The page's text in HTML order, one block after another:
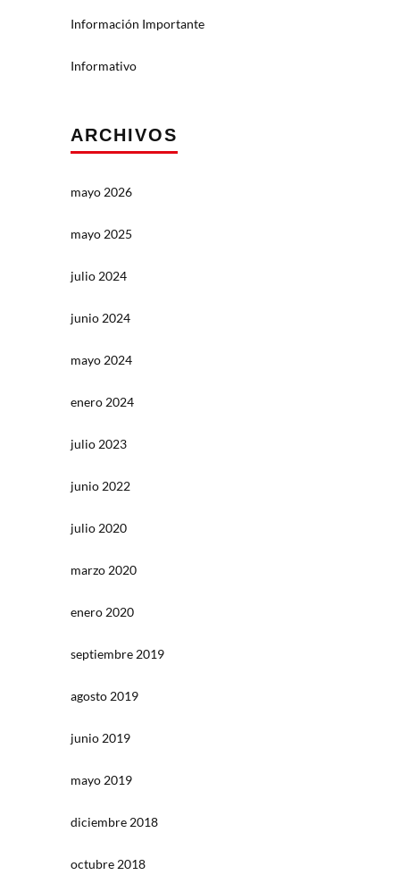
Información Importante
Informativo
ARCHIVOS
mayo 2026
mayo 2025
julio 2024
junio 2024
mayo 2024
enero 2024
julio 2023
junio 2022
julio 2020
marzo 2020
enero 2020
septiembre 2019
agosto 2019
junio 2019
mayo 2019
diciembre 2018
octubre 2018